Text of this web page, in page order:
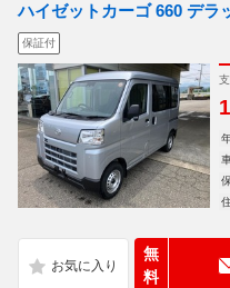
ハイゼットカーゴ 660 デラ
保証付
無
料